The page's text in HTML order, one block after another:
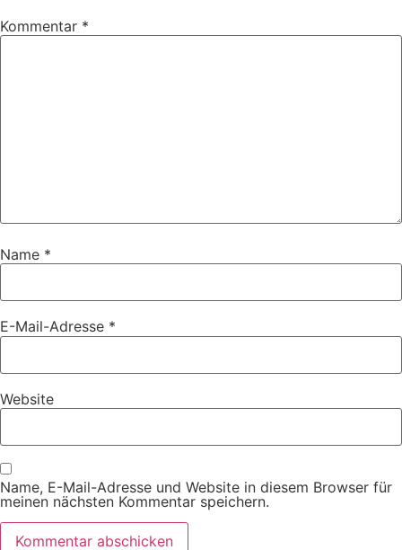
Kommentar *
Name *
E-Mail-Adresse *
Website
Name, E-Mail-Adresse und Website in diesem Browser für
meinen nächsten Kommentar speichern.